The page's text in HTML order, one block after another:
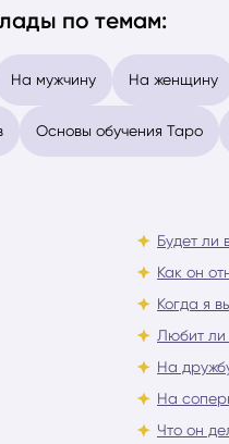
по темам:
На мужчину На женщину
Основы обучения Таро
Будет ли
Как он
Когда я
Любит ли
На
На
Что он